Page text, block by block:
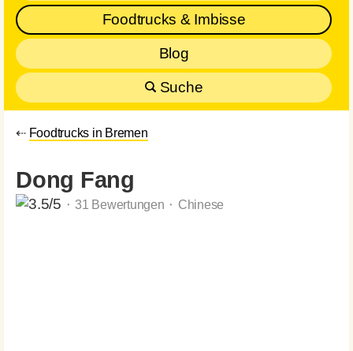
Foodtrucks & Imbisse
Blog
Suche
⇠ Foodtrucks in Bremen
Dong Fang
⬝ 31 Bewertungen ⬝ Chinese